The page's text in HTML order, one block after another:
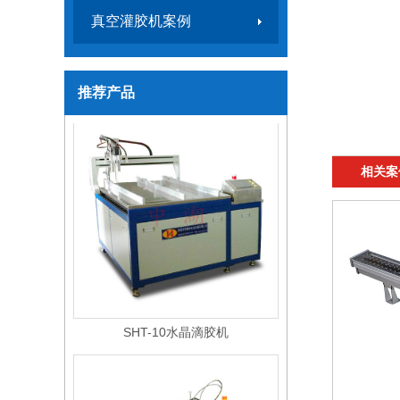
真空灌胶机案例
推荐产品
SHT-10水晶滴胶机
相关